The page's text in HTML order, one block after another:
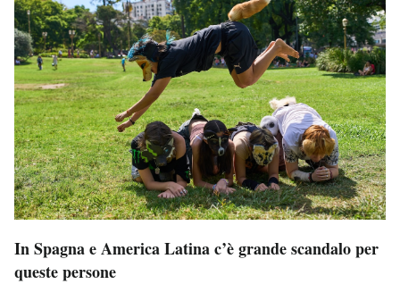
In Spagna e America Latina c’è grande scandalo per
queste persone